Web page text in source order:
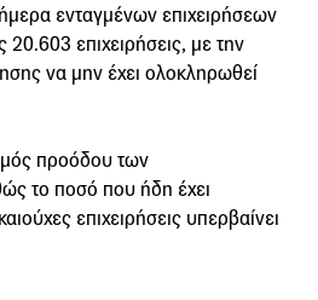
ενταγμένων επιχειρήσεων
20.603 επιχειρήσεις, με την
να μην έχει ολοκληρωθεί
προόδου των
το ποσό που ήδη έχει
επιχειρήσεις υπερβαίνει